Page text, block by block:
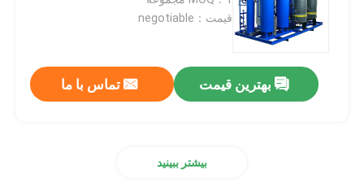
مولد گاز نیتروژن
دستگاه اکسیژن ساز صنعتی
قیمت：negotiable
بهترین قیمت تماس با ما
بیشتر ببینید